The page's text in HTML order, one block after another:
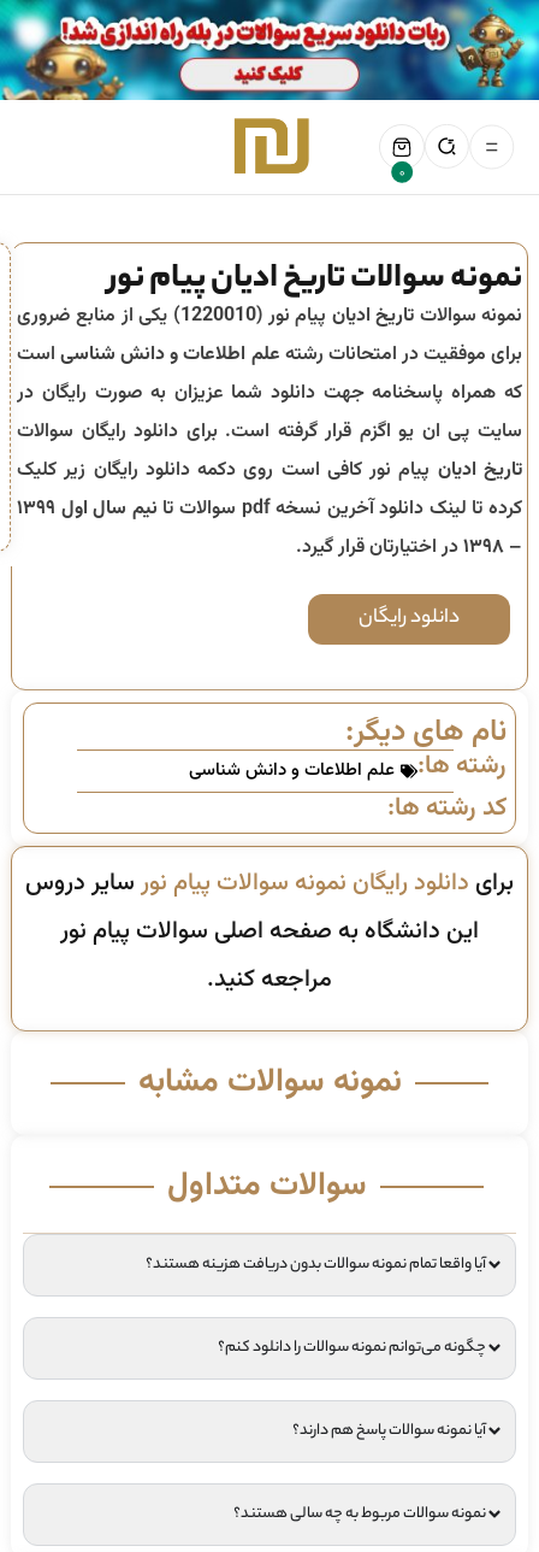
0
نمونه سوالات تاریخ ادیان پیام نور
نمونه سوالات تاریخ ادیان پیام نور (1220010) یکی از منابع ضروری
برای موفقیت در امتحانات رشته علم اطلاعات و دانش شناسیاست
که همراه پاسخنامه جهت دانلود شما عزیزان به صورت رایگان در
سایت پی ان یو اگزم قرار گرفته است. برای دانلود رایگان سوالات
تاریخ ادیان پیام نور کافی است روی دکمه دانلود رایگان زیر کلیک
کرده تا لینک دانلود آخرین نسخه pdf سوالات تا
نیم سال اول ۱۳۹۹
– ۱۳۹۸
در اختیارتان قرار گیرد.
دانلود رایگان
نام های دیگر:
رشته ها: علم اطلاعات و دانش شناسی
کد رشته ها:
برای دانلود رایگان نمونه سوالات پیام نورسایر دروس
این دانشگاه به صفحه اصلی سوالات پیام نور
مراجعه کنید.
نمونه سوالات مشابه
سوالات متداول
آیا واقعا تمام نمونه سوالات بدون دریافت هزینه هستند؟
چگونه می‌توانم نمونه سوالات را دانلود کنم؟
آیا نمونه سوالات پاسخ هم دارند؟
نمونه سوالات مربوط به چه سالی هستند؟